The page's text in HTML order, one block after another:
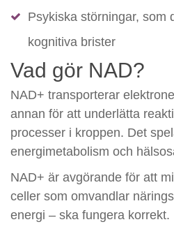
Psykiska störningar, som
kognitiva brister
Vad gör NAD?
NAD+ transporterar
annan för att underlätta
processer i kroppen. Det
energimetabolism och
NAD+ är avgörande för att
celler som omvandlar
energi – ska fungera korrekt.